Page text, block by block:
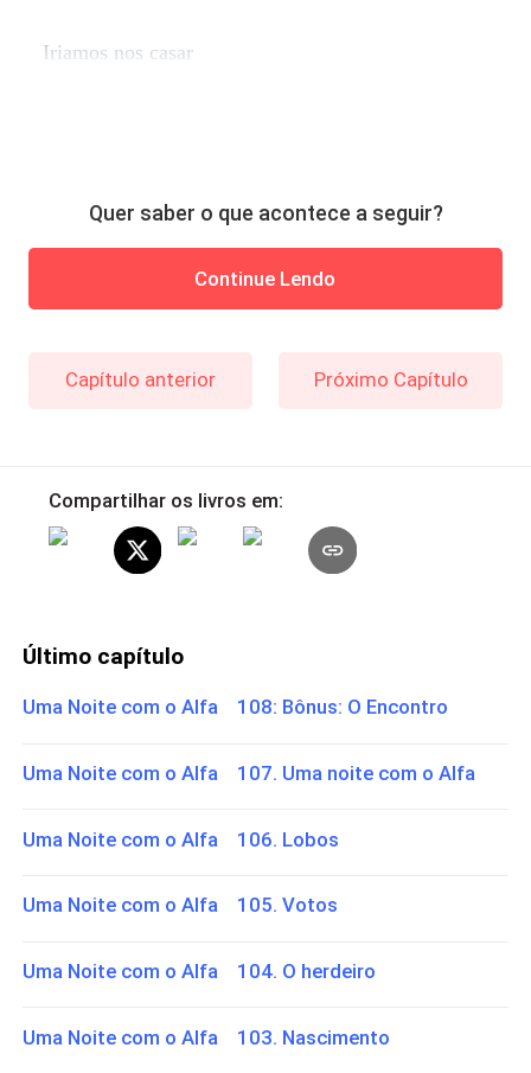
Iriamos nos casar
Quer saber o que acontece a seguir?
Continue Lendo
Capítulo anterior Próximo Capítulo
Compartilhar os livros em:
Último capítulo
Uma Noite com o Alfa 108: Bônus: O Encontro
Uma Noite com o Alfa 107. Uma noite com o Alfa
Uma Noite com o Alfa 106. Lobos
Uma Noite com o Alfa 105. Votos
Uma Noite com o Alfa 104. O herdeiro
Uma Noite com o Alfa 103. Nascimento